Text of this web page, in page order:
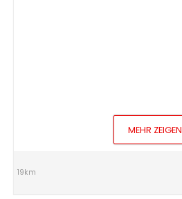
MEHR ZEIGEN
19km